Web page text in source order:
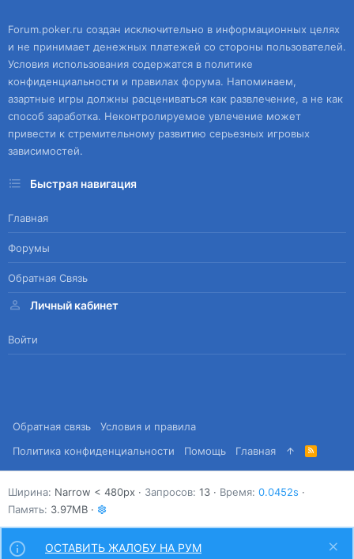
Forum.poker.ru создан исключительно в информационных целях
и не принимает денежных платежей со стороны пользователей.
Условия использования содержатся в политике
конфиденциальности и правилах форума. Напоминаем,
азартные игры должны расцениваться как развлечение, а не как
способ заработка. Неконтролируемое увлечение может
привести к стремительному развитию серьезных игровых
зависимостей.
Быстрая навигация
Главная
Форумы
Обратная Связь
Личный кабинет
Войти
Обратная связь
Условия и правила
Политика конфиденциальности
Помощь Главная
R
S
S
Ширина Запросов 13 Время 0.0452s
Память 3.97MB
Снизу
ОСТАВИТЬ ЖАЛОБУ НА РУМ